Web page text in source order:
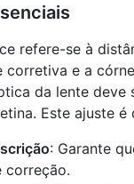
refere-se à
e a
da lente deve
Este ajuste é
: Garante
correção.